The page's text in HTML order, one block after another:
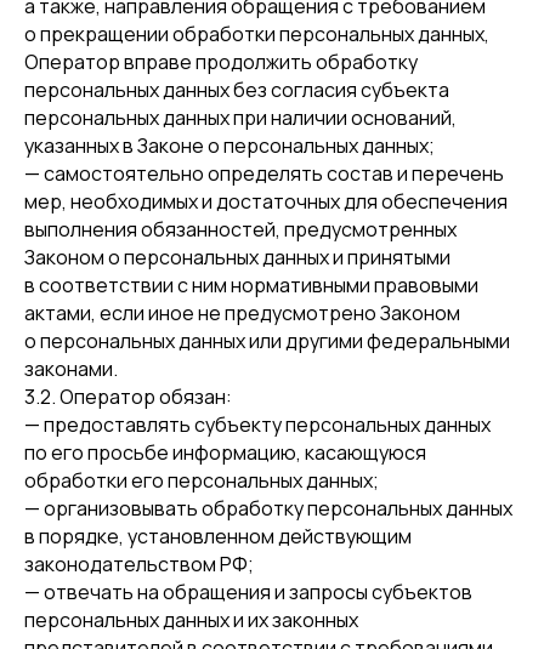
а также, направления обращения с требованием
о прекращении обработки персональных данных,
Оператор вправе продолжить обработку
персональных данных без согласия субъекта
персональных данных при наличии оснований,
указанных в Законе о персональных данных;
— самостоятельно определять состав и перечень
мер, необходимых и достаточных для обеспечения
выполнения обязанностей, предусмотренных
Законом о персональных данных и принятыми
в соответствии с ним нормативными правовыми
актами, если иное не предусмотрено Законом
о персональных данных или другими федеральными
законами.
3.2. Оператор обязан:
— предоставлять субъекту персональных данных
по его просьбе информацию, касающуюся
обработки его персональных данных;
— организовывать обработку персональных данных
в порядке, установленном действующим
законодательством РФ;
— отвечать на обращения и запросы субъектов
персональных данных и их законных